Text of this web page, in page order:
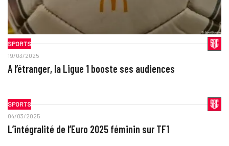
SPORTS
19/03/2025
A l’étranger, la Ligue 1 booste ses audiences
SPORTS
04/03/2025
L’intégralité de l’Euro 2025 féminin sur TF1